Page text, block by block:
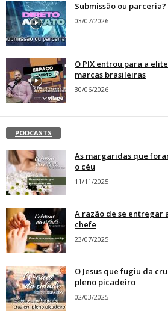
Submissão ou parceria?
03/07/2026
O PIX entrou para a
marcas brasileiras
30/06/2026
PODCASTS
As margaridas que
o céu
11/11/2025
A razão de se entregar
chefe
23/07/2025
O Jesus que fugiu da
pleno picadeiro
02/03/2025